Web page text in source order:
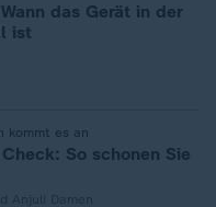
das Gerät in der
ist
kommt es an
So schonen Sie